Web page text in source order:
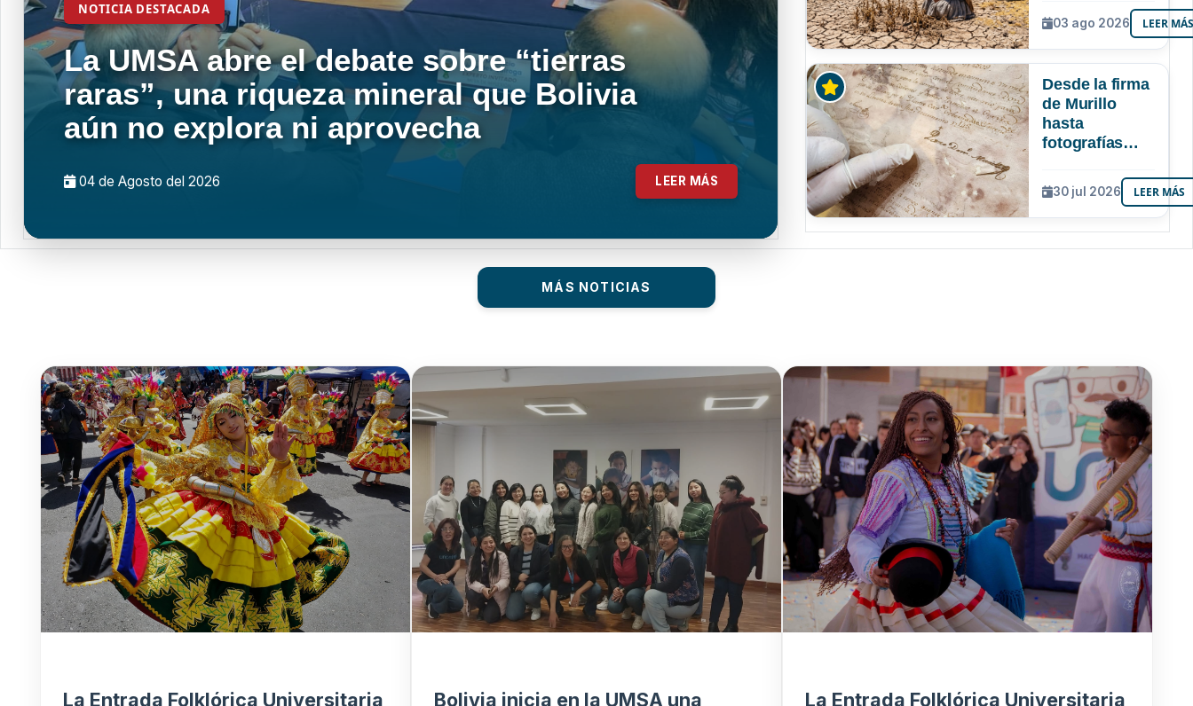
NOTICIA DESTACADA
La UMSA abre el debate sobre “tierras
raras”, una riqueza mineral que Bolivia
aún no explora ni aprovecha
04 de Agosto del 2026 LEER MÁS
Niño que
podría superar
a los tres
Bolivia
03 ago 2026 LEER
Desde la firma
de Murillo
hasta
fotografías
UMSA
resguarda 6
joyas de la
30 jul 2026 LEER MÁS
MÁS NOTICIAS
La Entrada Folklórica Universitaria
Bolivia inicia en la UMSA una
La Entrada Folklórica Universitaria